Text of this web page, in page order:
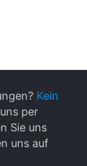
Kein
per
Sie uns
uns auf